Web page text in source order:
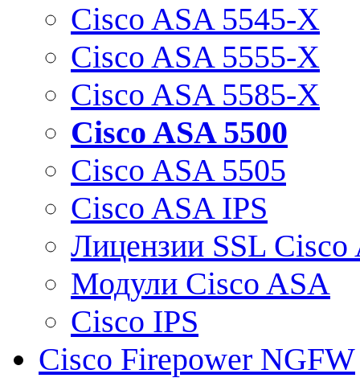
Cisco ASA 5545-X
Cisco ASA 5555-X
Cisco ASA 5585-X
Cisco ASA 5500
Cisco ASA 5505
Cisco ASA IPS
Лицензии SSL Cisco
Модули Cisco ASA
Cisco IPS
Cisco Firepower NGFW